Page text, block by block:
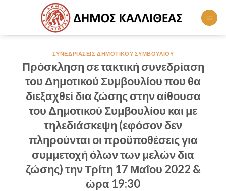
ΣΥΝΕΔΡΙΆΣΕΙΣ ΔΗΜΟΤΙΚΟΎ ΣΥΜΒΟΥΛΊΟΥ
Πρόσκληση σε τακτική συνεδρίαση
του Δημοτικού Συμβουλίου που θα
διεξαχθεί δια ζώσης στην αίθουσα
του Δημοτικού Συμβουλίου και με
τηλεδιάσκεψη (εφόσον δεν
πληρούνται οι προϋποθέσεις για
συμμετοχή όλων των μελών δια
ζώσης) την Τρίτη 17 Μαΐου 2022 &
ώρα 19:30